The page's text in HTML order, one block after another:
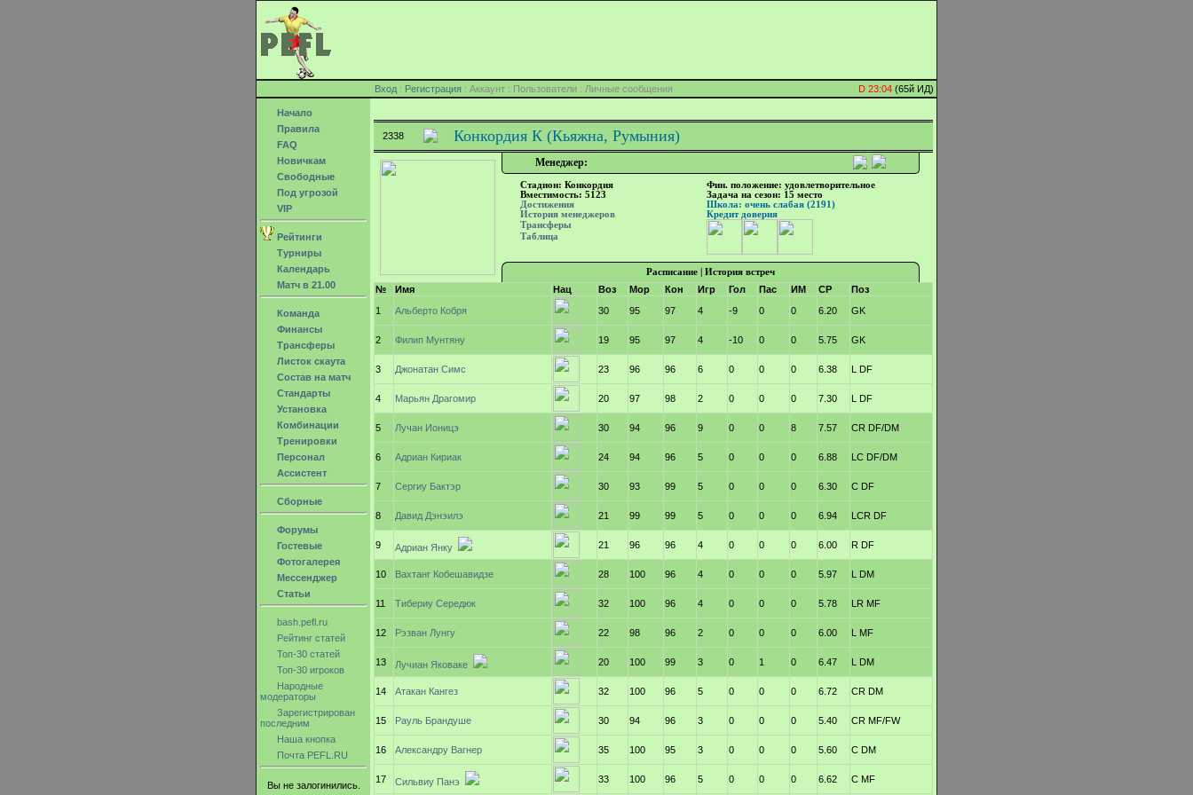
Вход : Регистрация : Аккаунт : Пользователи : Личные сообщения D 23:04 (65й ИД)
Начало
Правила
FAQ
Новичкам
Свободные
Под угрозой
VIP
Рейтинги
Турниры
Календарь
Матч в 21.00
Команда
Финансы
Трансферы
Листок скаута
Состав на матч
Стандарты
Установка
Комбинации
Тренировки
Персонал
Ассистент
Сборные
Форумы
Гостевые
Фотогалерея
Мессенджер
Статьи
bash.pefl.ru
Рейтинг статей
Топ-30 статей
Топ-30 игроков
Народные
модераторы
Зарегистрирован
последним
Наша кнопка
Почта PEFL.RU
Вы не залогинились.
2338 Конкордия К (Кьяжна, Румыния)
Менеджер:
Стадион: Конкордия
Фин. положение: удовлетворительное
Вместимость: 5123
Задача на сезон: 15 место
Достижения
Школа: очень слабая (2191)
История менеджеров
Кредит доверия
Трансферы
Таблица
Расписание История встреч
№ Имя Нац Воз Мор Кон Игр Гол Пас ИМ СР
Поз
1
Альберто Кобря 30 95 97 4 -9 0 0 6.20 GK
2 Филип Мунтяну 19 95 97 4 -10 0 0 5.75 GK
3 Джонатан Симс 23 96 96 6 0 0 0 6.38 L DF
4 Марьян Драгомир 20 97 98 2 0 0 0 7.30 L DF
5 Лучан Ионицэ 30 94 96 9 0 0 8 7.57 CR DF/DM
6 Адриан Кириак 24 94 96 5 0 0 0 6.88 LC DF/DM
7 Сергиу Бактэр 30 93 99 5 0 0 0 6.30 C DF
8 Давид Дэнэилэ 21 99 99 5 0 0 0 6.94 LCR DF
9 Адриан Янку 21 96 96 4 0 0 0 6.00 R DF
10 Вахтанг Кобешавидзе 28 100 96 4 0 0 0 5.97 L DM
11 Тибериу Середюк 32 100 96 4 0 0 0 5.78 LR MF
12 Рэзван Лунгу 22 98 96 2 0 0 0 6.00 L MF
13 Лучиан Яковаке 20 100 99 3 0 1 0 6.47 L DM
14 Атакан Кангез 32 100 96 5 0 0 0 6.72 CR DM
15 Рауль Брандуше 30 94 96 3 0 0 0 5.40 CR MF/FW
16 Александру Вагнер 35 100 95 3 0 0 0 5.60 C DM
17 Сильвиу Панэ 33 100 96 5 0 0 0 6.62 C MF